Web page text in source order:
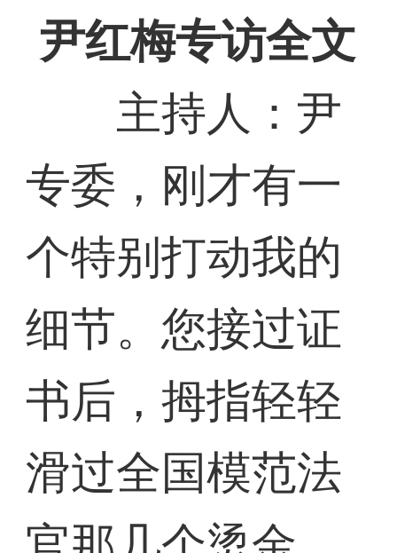
尹红梅专访全文
主持人：尹
专委，刚才有一
个特别打动我的
细节。您接过证
书后，拇指轻轻
滑过全国模范法